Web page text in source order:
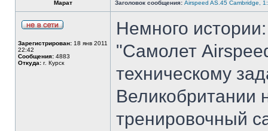
Марат Заголовок сообщения: Airspeed AS.45 Cambridge,
Зарегистрирован: 18 янв 2011
22:42
Сообщения: 4883
Откуда: г. Курск
Немного истории:
"Самолет
техническому
Великобритании
тренировочный